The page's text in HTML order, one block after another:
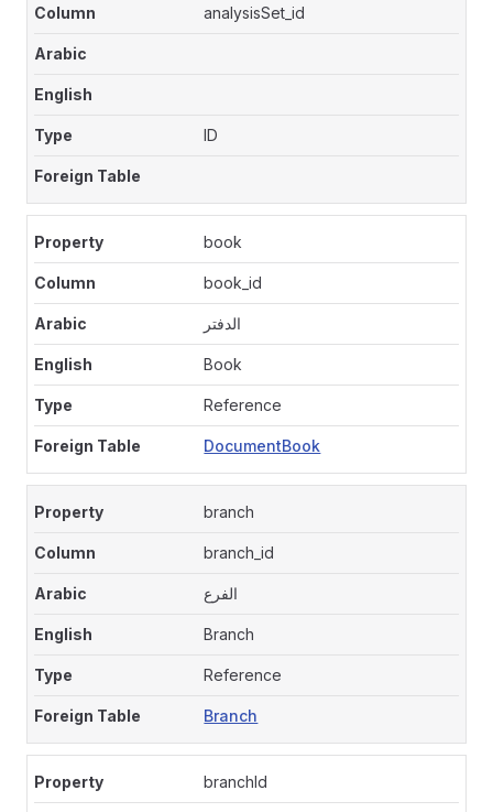
analysisSet_id
ID
book
book_id
الدفتر
Book
Reference
DocumentBook
branch
branch_id
الفرع
Branch
Reference
Branch
branchId